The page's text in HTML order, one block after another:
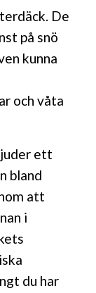
De
på snö
kunna
och våta
ett
bland
att
i
du har